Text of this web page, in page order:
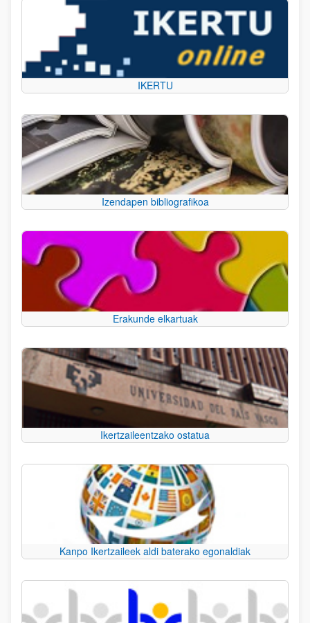
IKERTU
Izendapen bibliografikoa
Erakunde elkartuak
Ikertzaileentzako ostatua
Kanpo Ikertzaileek aldi baterako egonaldiak